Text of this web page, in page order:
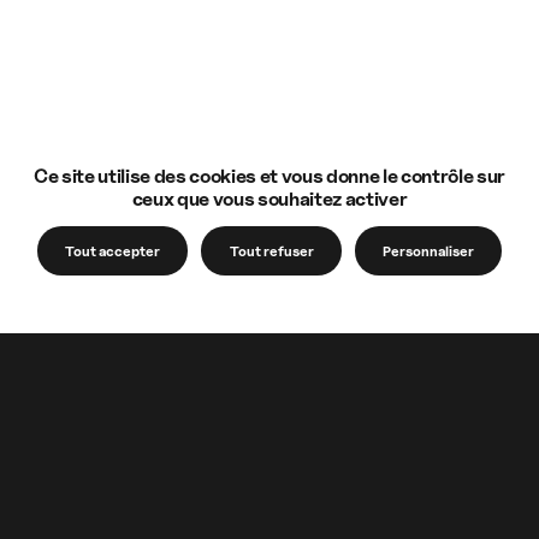
Notre accompagnement Votre venue à
Ce site utilise des cookies et vous donne le contrôle sur
ceux que vous souhaitez activer
Tout accepter Tout refuser Personnaliser